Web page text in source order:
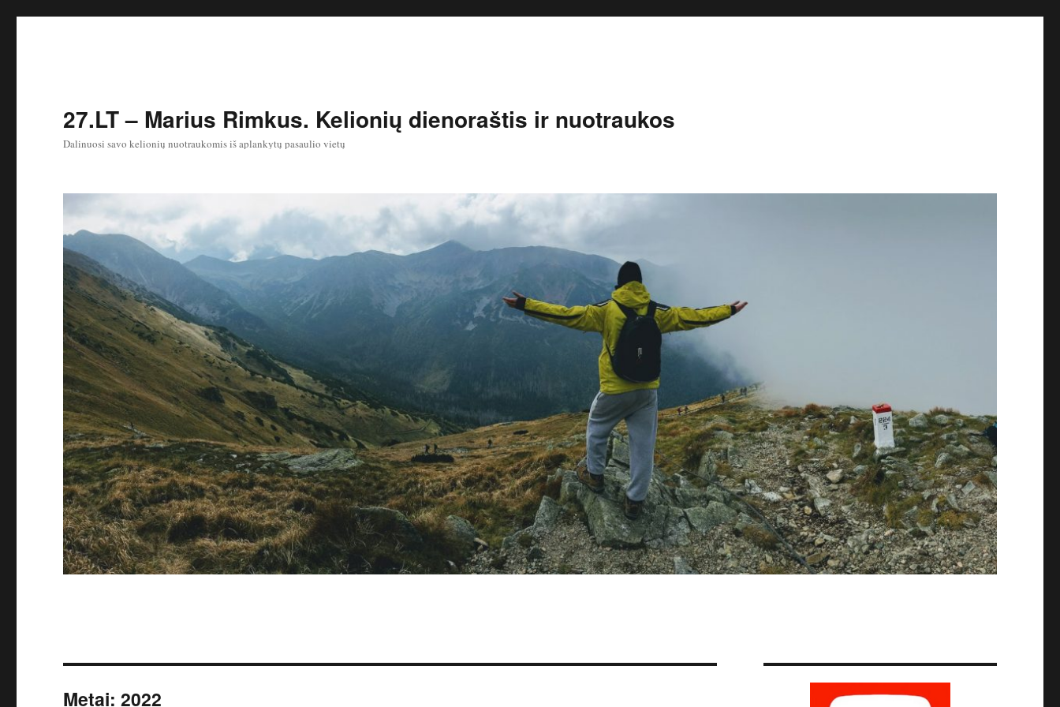
27.LT – Marius Rimkus. Kelionių dienoraštis ir nuotraukos
Dalinuosi savo kelionių nuotraukomis iš aplankytų pasaulio vietų
Metai:2022